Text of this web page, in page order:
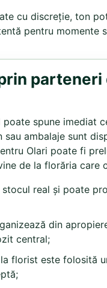
cu discreție, ton
pentru momente
parteneri
poate spune imediat
sau ambalaje sunt
Olari poate fi
de la florăria care
real și poate
din
central;
florist este folosită